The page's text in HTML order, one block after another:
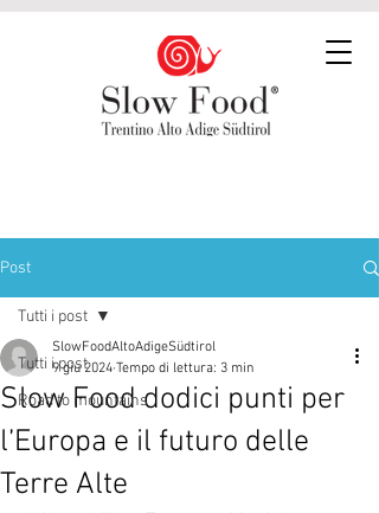
Post
Tutti i post
Road to mountains
Tutti i post
Slow Food dodici punti per
l’Europa e il futuro delle
Terre Alte
SlowFoodAltoAdigeSüdtirol
9 giu 2024 Tempo di lettura: 3 min